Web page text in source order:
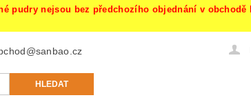
pudry nejsou bez předchozího objednání v